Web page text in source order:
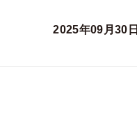
2025年09月30日